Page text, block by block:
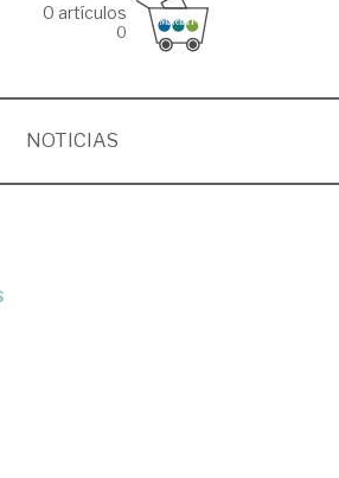
0 artículos
0
NOTICIAS